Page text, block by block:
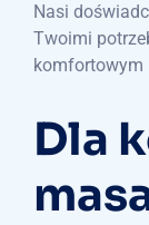
Nasi
Twoimi
komfortowym
Dla